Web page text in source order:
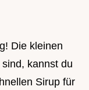
Die kleinen
kannst du
Sirup für